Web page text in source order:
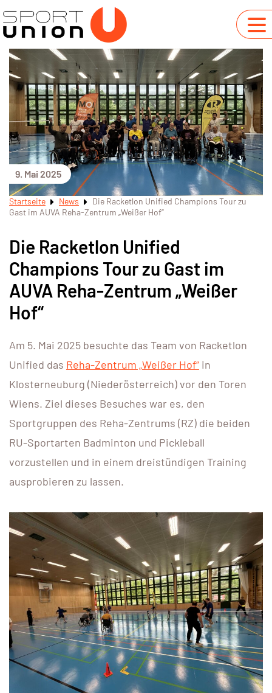
9. Mai 2025
Startseite News
Die Racketlon Unified Champions Tour zu
Gast im AUVA Reha-Zentrum „Weißer Hof“
Die Racketlon Unified
Champions Tour zu Gast im
AUVA Reha-Zentrum „Weißer
Hof“
Am 5. Mai 2025 besuchte das Team von Racketlon
Unified das Reha-Zentrum „Weißer Hof“ in
Klosterneuburg (Niederösterreich) vor den Toren
Wiens. Ziel dieses Besuches war es, den
Sportgruppen des Reha-Zentrums (RZ) die beiden
RU-Sportarten Badminton und Pickleball
vorzustellen und in einem dreistündigen Training
ausprobieren zu lassen.